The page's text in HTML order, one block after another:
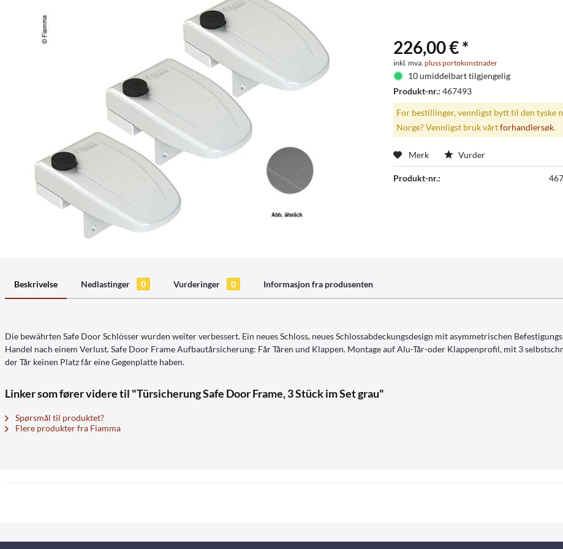
226,00 € *
inkl. mva.pluss portokonstnader
10 umiddelbart tilgjengelig
Produkt-nr.:467493
For bestillinger, vennligst bytt til den tyske
Norge? Vennligst bruk vårtforhandlersøk.
Merk Vurder
Produkt-nr.:
Beskrivelse Nedlastinger 0 Vurderinger 0 Informasjon fra produsenten
Die bewährten Safe Door Schlösser wurden weiter verbessert. Ein neues Schloss, neues Schlossabdeckungsdesign mit asymmetrischen
Handel nach einem Verlust. Safe Door Frame Aufbautårsicherung: Får Tåren und Klappen. Montage auf Alu-Tår-oder Klappenprofil, mit 3
der Tår keinen Platz får eine Gegenplatte haben.
Linker som fører videre til "Türsicherung Safe Door Frame, 3 Stück im Set grau"
Spørsmål til produktet?
Flere produkter fra Fiamma